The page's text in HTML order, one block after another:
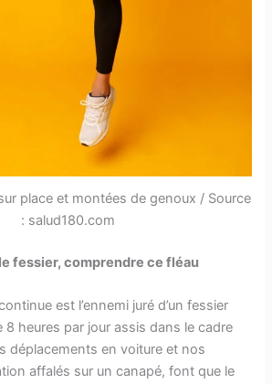
place et montées de genoux / Source
: salud180.com
fessier, comprendre ce fléau
est l’ennemi juré d’un fessier
8 heures par jour assis dans le cadre
déplacements en voiture et nos
affalés sur un canapé, font que le